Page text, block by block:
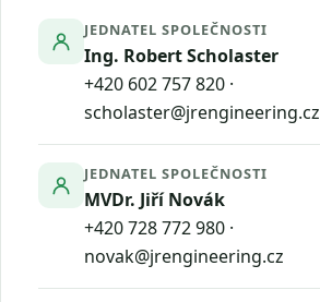
JEDNATEL SPOLEČNOSTI
Ing. Robert Scholaster
+420 602 757 820 ·
scholaster@jrengineering.cz
JEDNATEL SPOLEČNOSTI
MVDr. Jiří Novák
+420 728 772 980 ·
novak@jrengineering.cz